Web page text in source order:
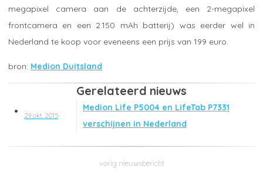
megapixel camera aan de achterzijde, een 2-megapixel
frontcamera en een 2.150 mAh batterij) was eerder wel in
Nederland te koop voor eveneens een prijs van 199 euro.
Medion Duitsland
Gerelateerd nieuws
29 okt. 2015
Medion Life P5004 en LifeTab P7331
verschijnen in Nederland